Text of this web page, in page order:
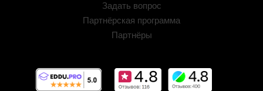
Задать вопрос
Партнёрская программа
Партнёры